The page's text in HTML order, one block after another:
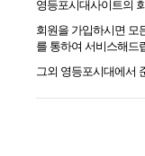
영등포시대사이트의
회원을 가입하시면 모
를 통하여 서비스해드
그외 영등포시대에서